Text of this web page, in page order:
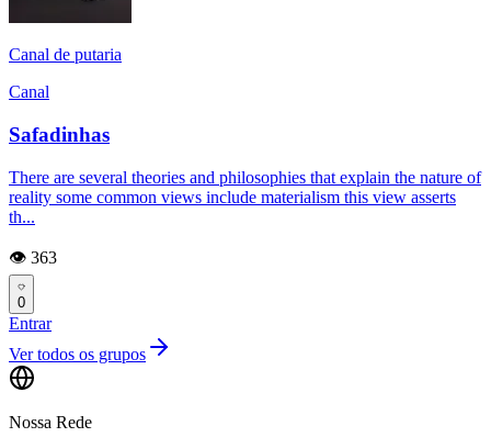
Canal de putaria
Canal
Safadinhas
There are several theories and philosophies that explain the nature of
reality some common views include materialism this view asserts
th...
👁️ 363
0
Entrar
Ver todos os grupos
Nossa Rede